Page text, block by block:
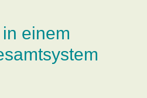
einem